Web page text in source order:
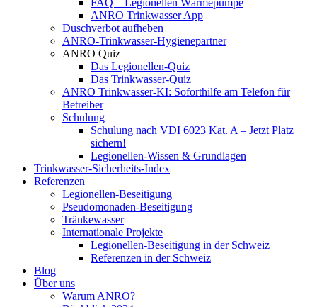
FAQ – Legionellen Wärmepumpe
ANRO Trinkwasser App
Duschverbot aufheben
ANRO-Trinkwasser-Hygienepartner
ANRO Quiz
Das Legionellen-Quiz
Das Trinkwasser-Quiz
ANRO Trinkwasser-KI: Soforthilfe am Telefon für
Betreiber
Schulung
Schulung nach VDI 6023 Kat. A – Jetzt Platz
sichern!
Legionellen-Wissen & Grundlagen
Trinkwasser-Sicherheits-Index
Referenzen
Legionellen-Beseitigung​
Pseudomonaden-Beseitigung​
Tränkewasser
Internationale Projekte
Legionellen-Beseitigung in der Schweiz
Referenzen in der Schweiz
Blog
Über uns
Warum ANRO?